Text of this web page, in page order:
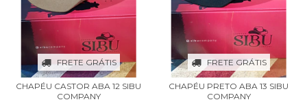
FRETE GRÁTIS
CHAPÉU CASTOR ABA 12 SIBU
COMPANY
FRETE GRÁTIS
CHAPÉU PRETO ABA 13 SIBU
COMPANY